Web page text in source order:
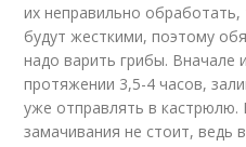
их неправильно
будут жесткими, поэтому
надо варить грибы. Вначале
протяжении 3,5-4 часов,
уже отправлять в кастрюлю.
замачивания не стоит, ведь